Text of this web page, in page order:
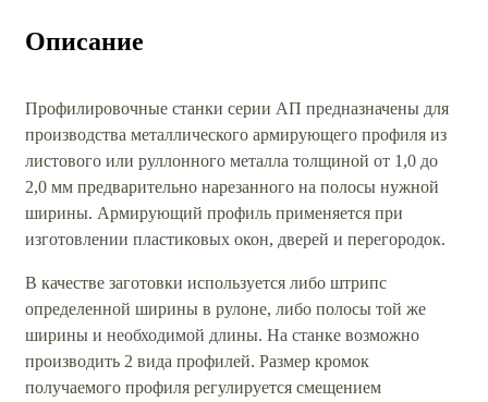
Описание
Профилировочные станки серии АП предназначены для
производства металлического армирующего профиля из
листового или руллонного металла толщиной от 1,0 до
2,0 мм предварительно нарезанного на полосы нужной
ширины. Армирующий профиль применяется при
изготовлении пластиковых окон, дверей и перегородок.
В качестве заготовки используется либо штрипс
определенной ширины в рулоне, либо полосы той же
ширины и необходимой длины. На станке возможно
производить 2 вида профилей. Размер кромок
получаемого профиля регулируется смещением